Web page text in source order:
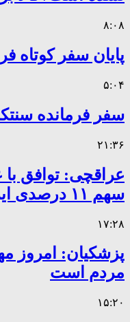
۸:۰۸
پایان سفر کوتاه
۵:۰۴
سفر فرمانده
۲۱:۳۶
عراقچی: توافق
سهم ۱۱ درصدی ایران از خزر
۱۷:۲۸
پزشکیان: امروز
مردم است
۱۵:۲۰